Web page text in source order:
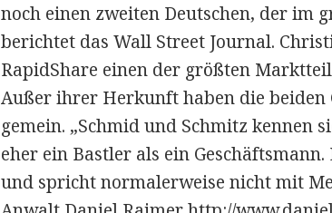
noch einen zweiten Deutschen, der im
berichtet das Wall Street Journal.
RapidShare einen der größten
Außer ihrer Herkunft haben die beiden
gemein. „Schmid und Schmitz kennen
eher ein Bastler als ein
und spricht normalerweise nicht mit